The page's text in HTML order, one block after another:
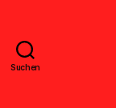
Suchen